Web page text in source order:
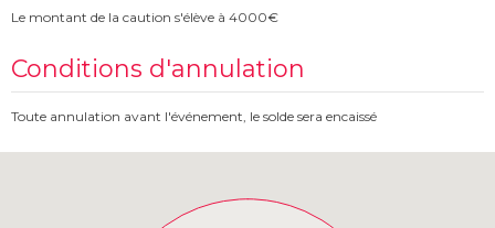
Le montant de la caution s'élève à 4000€
Conditions d'annulation
Toute annulation avant l'événement, le solde sera encaissé